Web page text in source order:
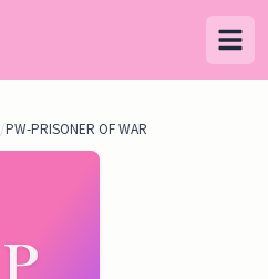
/PW-PRISONER OF WAR
P